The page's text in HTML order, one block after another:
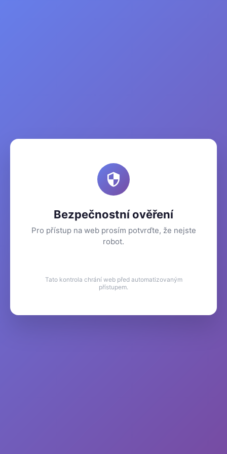
Bezpečnostní ověření
Pro přístup na web prosím potvrďte, že nejste
robot.
Tato kontrola chrání web před automatizovaným
přístupem.